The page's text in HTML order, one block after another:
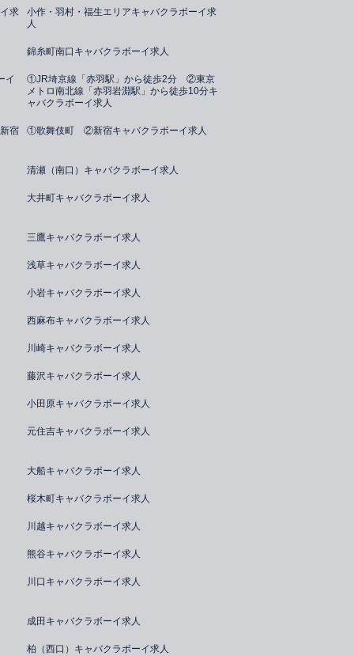
求
小作・羽村・福生エリアキャバクラボーイ求
人
錦糸町南口キャバクラボーイ求人
イ
①JR埼京線「赤羽駅」から徒歩2分 ②東京
メトロ南北線「赤羽岩淵駅」から徒歩10分キ
ャバクラボーイ求人
宿 ①歌舞伎町 ②新宿キャバクラボーイ求人
清瀬（南口）キャバクラボーイ求人
大井町キャバクラボーイ求人
三鷹キャバクラボーイ求人
浅草キャバクラボーイ求人
小岩キャバクラボーイ求人
西麻布キャバクラボーイ求人
川崎キャバクラボーイ求人
藤沢キャバクラボーイ求人
小田原キャバクラボーイ求人
元住吉キャバクラボーイ求人
大船キャバクラボーイ求人
桜木町キャバクラボーイ求人
川越キャバクラボーイ求人
熊谷キャバクラボーイ求人
川口キャバクラボーイ求人
成田キャバクラボーイ求人
柏（西口）キャバクラボーイ求人